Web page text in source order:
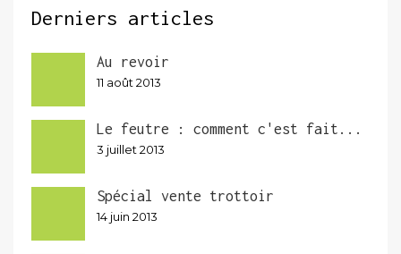
Derniers articles
Au revoir
11 août 2013
Le feutre : comment c'est fait...
3 juillet 2013
Spécial vente trottoir
14 juin 2013